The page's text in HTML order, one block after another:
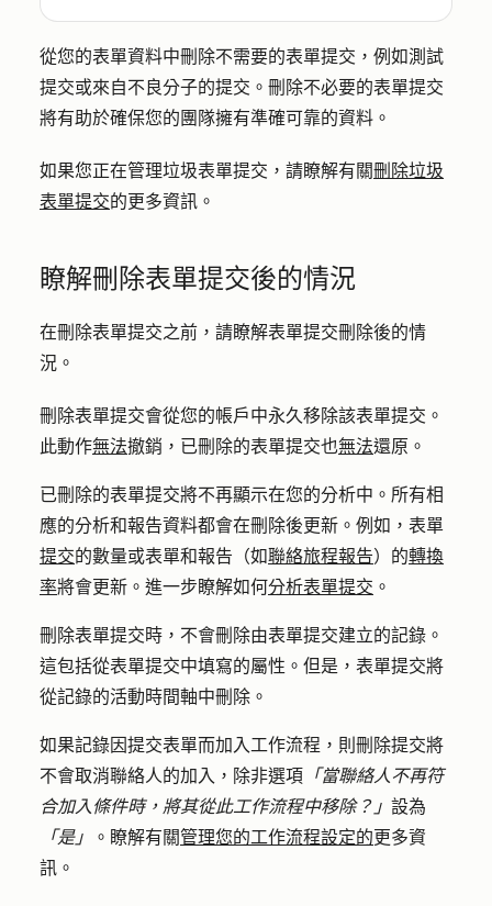
從您的表單資料中刪除不需要的表單提交，例如測試
提交或來自不良分子的提交。刪除不必要的表單提交
將有助於確保您的團隊擁有準確可靠的資料。
如果您正在管理垃圾表單提交，請瞭解有關刪除垃圾
表單提交的更多資訊。
瞭解刪除表單提交後的情況
在刪除表單提交之前，請瞭解表單提交刪除後的情
況。
刪除表單提交會從您的帳戶中永久移除該表單提交。
此動作無法撤銷，已刪除的表單提交也無法還原。
已刪除的表單提交將不再顯示在您的分析中。所有相
應的分析和報告資料都會在刪除後更新。例如，表單
提交的數量或表單和報告（如聯絡旅程報告）的轉換
率將會更新。進一步瞭解如何分析表單提交 。
刪除表單提交時，不會刪除由表單提交建立的記錄。
這包括從表單提交中填寫的屬性。但是，表單提交將
從記錄的活動時間軸中刪除。
如果記錄因提交表單而加入工作流程，則刪除提交將
不會取消聯絡人的加入，除非選項 「當聯絡人不再符
合加入條件時，將其從此工作流程中移除？」 設為
「是」
。瞭解有關管理您的工作流程設定的更多資
訊。